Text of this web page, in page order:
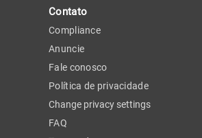
Contato
Compliance
Anuncie
Fale conosco
Política de privacidade
Change privacy settings
FAQ